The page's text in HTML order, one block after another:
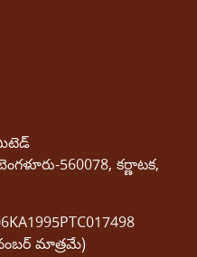
560078, కర్ణాటక,
నంబర్ మాత్రమే)